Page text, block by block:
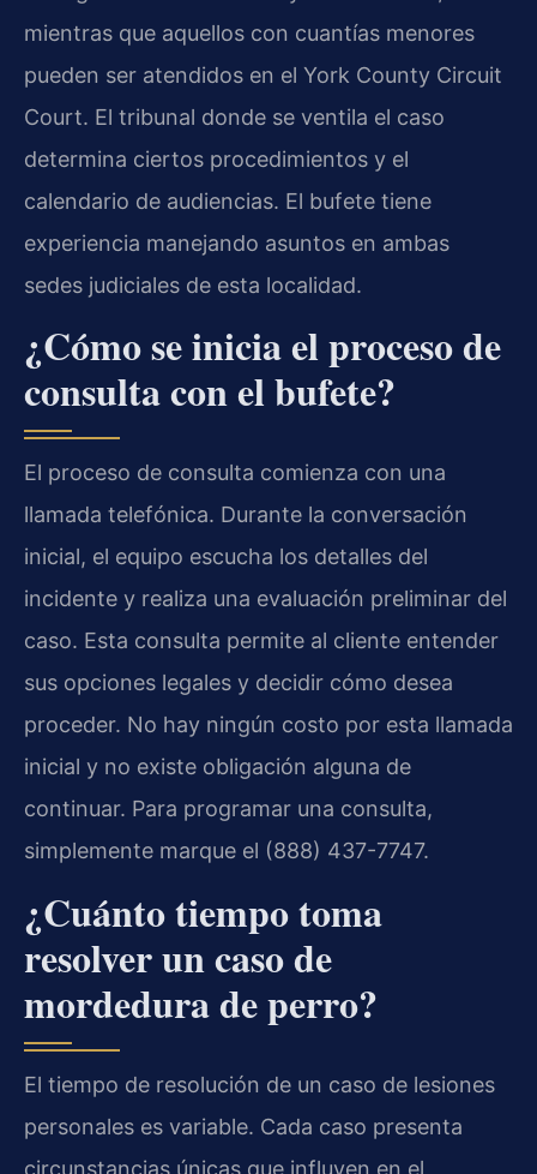
mientras que aquellos con cuantías menores
pueden ser atendidos en el York County Circuit
Court. El tribunal donde se ventila el caso
determina ciertos procedimientos y el
calendario de audiencias. El bufete tiene
experiencia manejando asuntos en ambas
sedes judiciales de esta localidad.
¿Cómo se inicia el proceso de
consulta con el bufete?
El proceso de consulta comienza con una
llamada telefónica. Durante la conversación
inicial, el equipo escucha los detalles del
incidente y realiza una evaluación preliminar del
caso. Esta consulta permite al cliente entender
sus opciones legales y decidir cómo desea
proceder. No hay ningún costo por esta llamada
inicial y no existe obligación alguna de
continuar. Para programar una consulta,
simplemente marque el (888) 437-7747.
¿Cuánto tiempo toma
resolver un caso de
mordedura de perro?
El tiempo de resolución de un caso de lesiones
personales es variable. Cada caso presenta
circunstancias únicas que influyen en el